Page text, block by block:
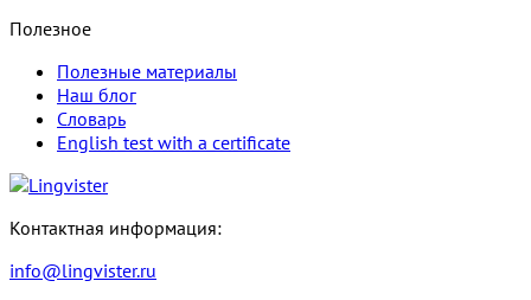
Полезное
Полезные материалы
Наш блог
Словарь
English test with a certificate
Контактная информация:
info@lingvister.ru